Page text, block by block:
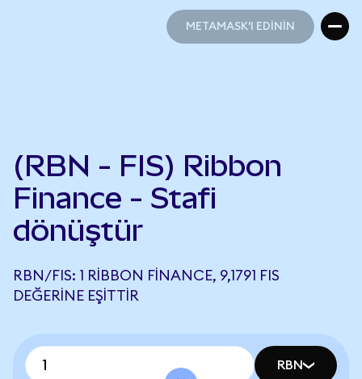
METAMASK'I EDİNİN
(RBN - FIS) Ribbon
Finance - Stafi
dönüştür
RBN/FIS: 1 RIBBON FINANCE, 9,1791 FIS
DEĞERINE EŞITTIR
RBN